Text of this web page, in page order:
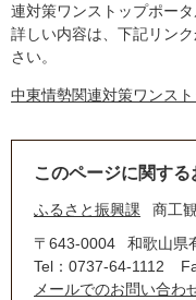
連対策ワンストップポー
詳しい内容は、下記リン
さい。
中東情勢関連対策ワンス
このページに関す
ふるさと振興課
商工
〒643-0004
和歌山県
Tel：0737-64-1112
メールでのお問い合わ